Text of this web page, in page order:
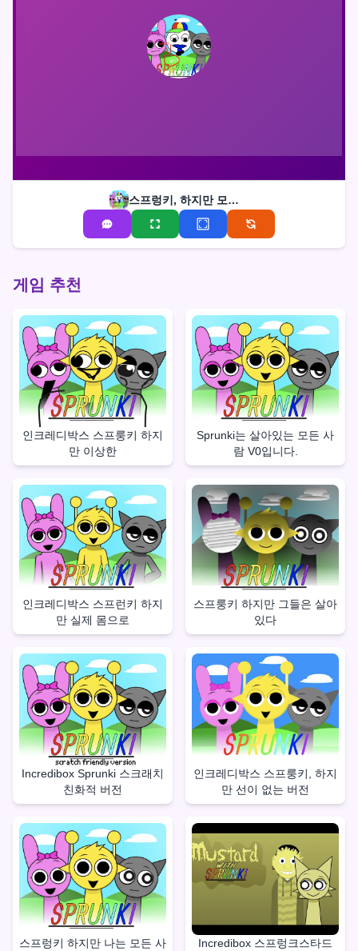
스프렁키, 하지만 모두가 살아있다.
게임 추천
인크레디박스 스프룽키 하지
만 이상한
Sprunki는 살아있는 모든 사
람 V0입니다.
인크레디박스 스프런키 하지
만 실제 몸으로
스프룽키 하지만 그들은 살아
있다
Incredibox Sprunki 스크래치
친화적 버전
인크레디박스 스프룽키, 하지
만 선이 없는 버전
스프렁키 하지만 나는 모든 사
Incredibox 스프렁크스타드